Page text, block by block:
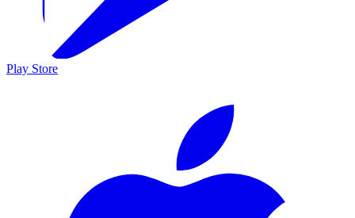
Play Store